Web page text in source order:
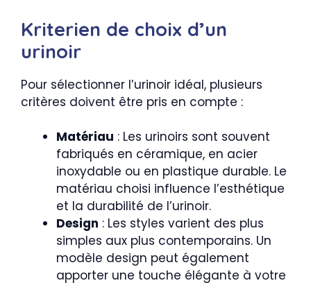
Kriterien de choix d’un
urinoir
Pour sélectionner l’urinoir idéal, plusieurs
critères doivent être pris en compte :
Matériau : Les urinoirs sont souvent
fabriqués en céramique, en acier
inoxydable ou en plastique durable. Le
matériau choisi influence l’esthétique
et la durabilité de l’urinoir.
Design : Les styles varient des plus
simples aux plus contemporains. Un
modèle design peut également
apporter une touche élégante à votre